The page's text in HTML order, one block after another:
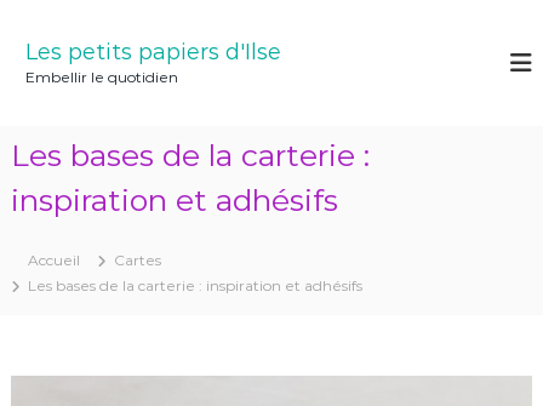
Les petits papiers d'Ilse
Embellir le quotidien
Les bases de la carterie :
inspiration et adhésifs
Accueil
Cartes
Les bases de la carterie : inspiration et adhésifs